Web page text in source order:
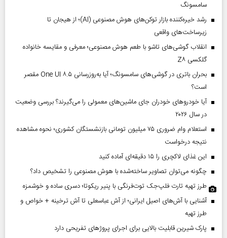
سامسونگ
رشد خیره‌کننده بازار توکن‌های هوش مصنوعی (AI)؛ از هیجان تا
زیرساخت‌های واقعی
انقلاب گوشی‌های تاشو‌ با طعم هوش مصنوعی؛ معرفی و مقایسه خانواده
گلکسی Z۸
بحران باتری در گوشی‌های سامسونگ؛ آیا به‌روزرسانی One UI ۸.۵ مقصر
است؟
آیا خودروهای خودران جای ماشین‌های معمولی را می‌گیرند؟ بررسی وضعیت
در سال ۲۰۲۶
استعلام وام ضروری ۷۵ میلیون تومانی بازنشستگان کشوری؛ نحوه مشاهده
نتیجه درخواست
این غذای لاکچری را ۱۵ دقیقه‌ای آماده کنید
چگونه می‌توان تصاویر ساخته‌شده با هوش مصنوعی را تشخیص داد؟
طرز تهیه تارت فلپ‌جک توت‌فرنگی با پنیر ریکوتا؛ دسری ساده و خوشمزه
آشنایی با آش‌های اصیل ایرانی؛ از آش عباسعلی تا آش ترخینه + خواص و
طرز تهیه
پارک شیرین قابلیت‌ بالایی برای اجرای پروژهای تفریحی دارد